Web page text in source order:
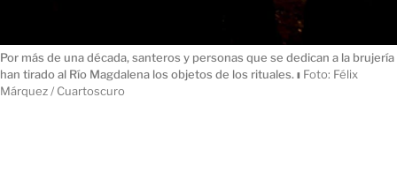
Por más de una década, santeros y personas que se dedican a la brujería
han tirado al Río Magdalena los objetos de los rituales. ı Foto: Félix
Márquez / Cuartoscuro